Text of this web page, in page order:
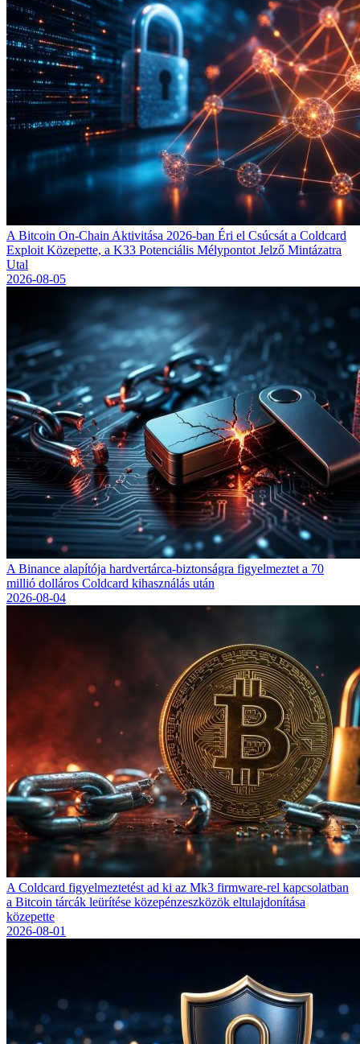
A Bitcoin On-Chain Aktivitása 2026-ban Éri el Csúcsát a Coldcard
Exploit Közepette, a K33 Potenciális Mélypontot Jelző Mintázatra
Utal
2026-08-05
A Binance alapítója hardvertárca-biztonságra figyelmeztet a 70
millió dolláros Coldcard kihasználás után
2026-08-04
A Coldcard figyelmeztetést ad ki az Mk3 firmware-rel kapcsolatban
a Bitcoin tárcák leürítése közepénzeszközök eltulajdonítása
közepette
2026-08-01